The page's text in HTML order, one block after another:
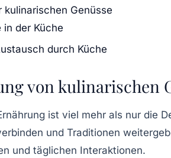
kulinarischen Genüsse
in der Küche
durch Küche
von kulinarischen
ist viel mehr als nur die
und Traditionen
und täglichen Interaktionen.